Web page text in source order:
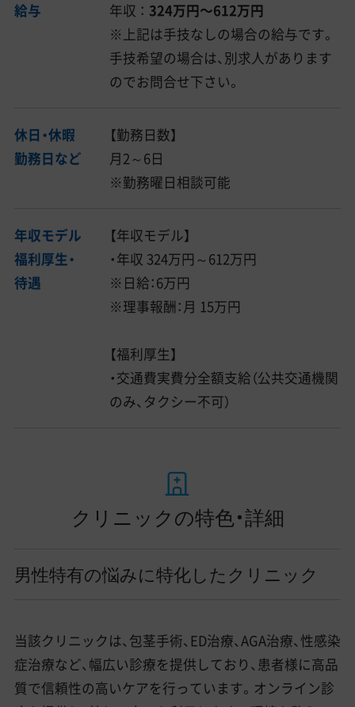
給与 年収 ： 324万円〜612万円
※上記は手技なしの場合の給与です。
手技希望の場合は、別求人があります
のでお問合せ下さい。
休日・休暇
勤務日など
【勤務日数】
月2～6日
※勤務曜日相談可能
年収モデル
福利厚生・
待遇
【年収モデル】
・年収 324万円～612万円
※日給：6万円
※理事報酬：月 15万円
【福利厚生】
・交通費実費分全額支給（公共交通機関
のみ、タクシー不可）
クリニックの特色・詳細
男性特有の悩みに特化したクリニック
当該クリニックは、包茎手術、ED治療、AGA治療、性感染
症治療など、幅広い診療を提供しており、患者様に高品
質で信頼性の高いケアを行っています。オンライン診